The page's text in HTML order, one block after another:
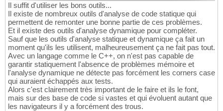
Il suffit d'utiliser les bons outils...
Il existe de nombreux outils d'analyse de code statique qui
permettent de remonter une bonne partie de ces problèmes.
Et il existe des outils d'analyse dynamique pour compléter.
Sauf que les outils d'analyse statique et dynamique ça fait un
moment qu'ils les utilisent, malheureusement ça ne fait pas tout.
Avec un langage comme le C++, on n'est pas capable de
garantir statiquement l'absence de problèmes mémoire et
l'analyse dynamique ne détecte pas forcément les corners case
qui auraient échappés aux tests.
Alors c'est clairement très important de le faire et ils le font,
mais sur des base de code si vastes et qui évoluent autant que
les navigateurs il y a forcément des trous.